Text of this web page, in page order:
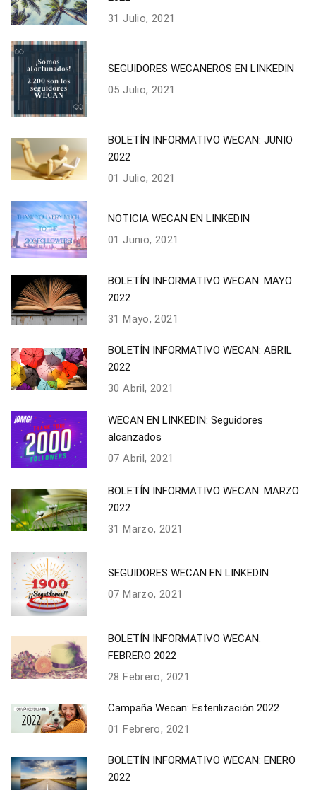
31 Julio, 2021
SEGUIDORES WECANEROS EN LINKEDIN
05 Julio, 2021
BOLETÍN INFORMATIVO WECAN: JUNIO
2022
01 Julio, 2021
NOTICIA WECAN EN LINKEDIN
01 Junio, 2021
BOLETÍN INFORMATIVO WECAN: MAYO
2022
31 Mayo, 2021
BOLETÍN INFORMATIVO WECAN: ABRIL
2022
30 Abril, 2021
WECAN EN LINKEDIN: Seguidores
alcanzados
07 Abril, 2021
BOLETÍN INFORMATIVO WECAN: MARZO
2022
31 Marzo, 2021
SEGUIDORES WECAN EN LINKEDIN
07 Marzo, 2021
BOLETÍN INFORMATIVO WECAN:
FEBRERO 2022
28 Febrero, 2021
Campaña Wecan: Esterilización 2022
01 Febrero, 2021
BOLETÍN INFORMATIVO WECAN: ENERO
2022